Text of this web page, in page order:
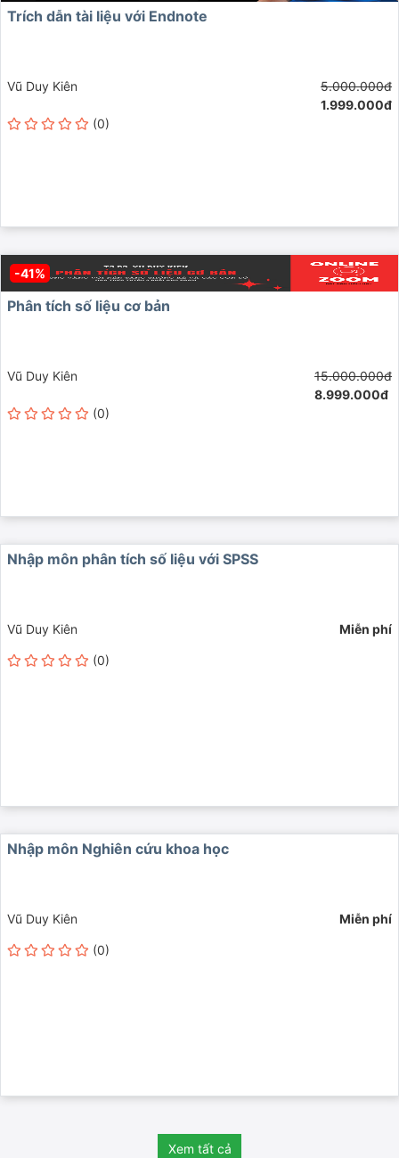
Trích dẫn tài liệu với Endnote
Vũ Duy Kiên
5.000.000đ
1.999.000đ
(0)
-41%
Phân tích số liệu cơ bản
Vũ Duy Kiên
15.000.000đ
8.999.000đ
(0)
Nhập môn phân tích số liệu với SPSS
Vũ Duy Kiên Miễn phí
(0)
Nhập môn Nghiên cứu khoa học
Vũ Duy Kiên Miễn phí
(0)
Xem tất cả